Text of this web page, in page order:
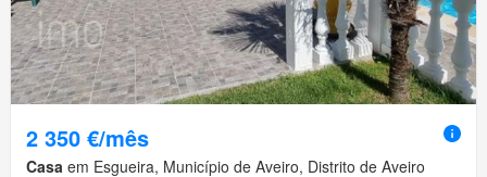
2 350 €/mês
Casa em Esgueira, Município de Aveiro, Distrito de Aveiro